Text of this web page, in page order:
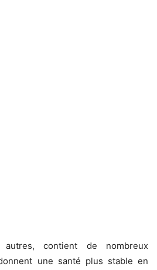
contient de nombreux
une santé plus stable en